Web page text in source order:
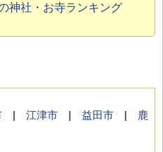
神社・お寺ランキング
| 江津市 | 益田市 |
鹿